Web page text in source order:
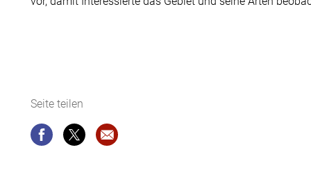
Seite teilen
Seite teilenSeite teilenWebsite-Empfehlung: Wirtschafts-,